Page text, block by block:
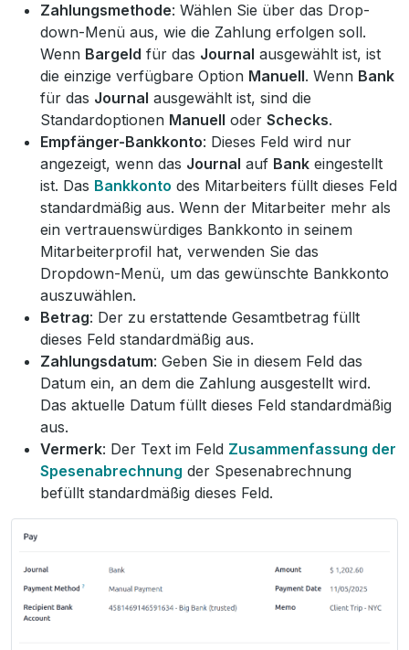
Zahlungsmethode: Wählen Sie über das Drop-
down-Menü aus, wie die Zahlung erfolgen soll.
Wenn Bargeld für das Journal ausgewählt ist, ist
die einzige verfügbare Option Manuell. Wenn Bank
für das Journal ausgewählt ist, sind die
Standardoptionen Manuell oder Schecks.
Empfänger-Bankkonto: Dieses Feld wird nur
angezeigt, wenn das Journal auf Bank eingestellt
ist. Das Bankkonto des Mitarbeiters füllt dieses Feld
standardmäßig aus. Wenn der Mitarbeiter mehr als
ein vertrauenswürdiges Bankkonto in seinem
Mitarbeiterprofil hat, verwenden Sie das
Dropdown-Menü, um das gewünschte Bankkonto
auszuwählen.
Betrag: Der zu erstattende Gesamtbetrag füllt
dieses Feld standardmäßig aus.
Zahlungsdatum: Geben Sie in diesem Feld das
Datum ein, an dem die Zahlung ausgestellt wird.
Das aktuelle Datum füllt dieses Feld standardmäßig
aus.
Vermerk: Der Text im Feld Zusammenfassung der
Spesenabrechnung der Spesenabrechnung
befüllt standardmäßig dieses Feld.